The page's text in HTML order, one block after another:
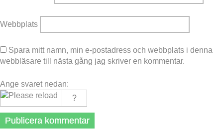
Webbplats
Spara mitt namn, min e-postadress och webbplats i denna
webbläsare till nästa gång jag skriver en kommentar.
Ange svaret nedan: